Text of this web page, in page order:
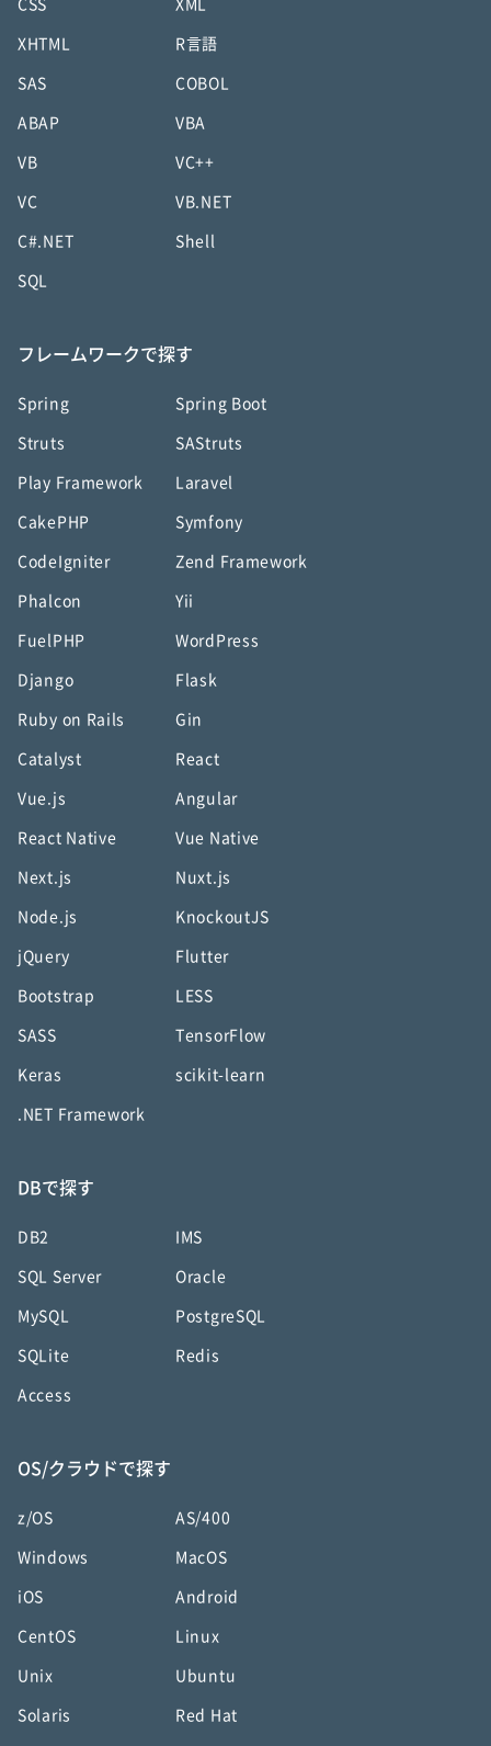
CSS XML
XHTML R言語
SAS COBOL
ABAP VBA
VB VC++
VC VB.NET
C#.NET Shell
SQL
フレームワークで探す
Spring Spring Boot
Struts SAStruts
Play Framework Laravel
CakePHP Symfony
CodeIgniter Zend Framework
Phalcon Yii
FuelPHP WordPress
Django Flask
Ruby on Rails Gin
Catalyst React
Vue.js Angular
React Native Vue Native
Next.js Nuxt.js
Node.js KnockoutJS
jQuery Flutter
Bootstrap LESS
SASS TensorFlow
Keras scikit-learn
.NET Framework
DBで探す
DB2 IMS
SQL Server Oracle
MySQL PostgreSQL
SQLite Redis
Access
OS/クラウドで探す
z/OS AS/400
Windows MacOS
iOS Android
CentOS Linux
Unix Ubuntu
Solaris Red Hat